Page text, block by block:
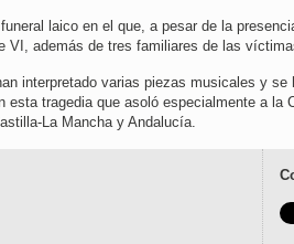
laico en el que, a pesar de la
VI, además de tres familiares de las
interpretado varias piezas musicales y
esta tragedia que asoló especialmente a la
La Mancha y Andalucía.